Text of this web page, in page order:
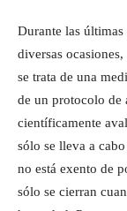
Durante las últimas
diversas
se trata de una
de un protocolo de
científicamente
sólo se lleva a
no está exento de
sólo se cierran